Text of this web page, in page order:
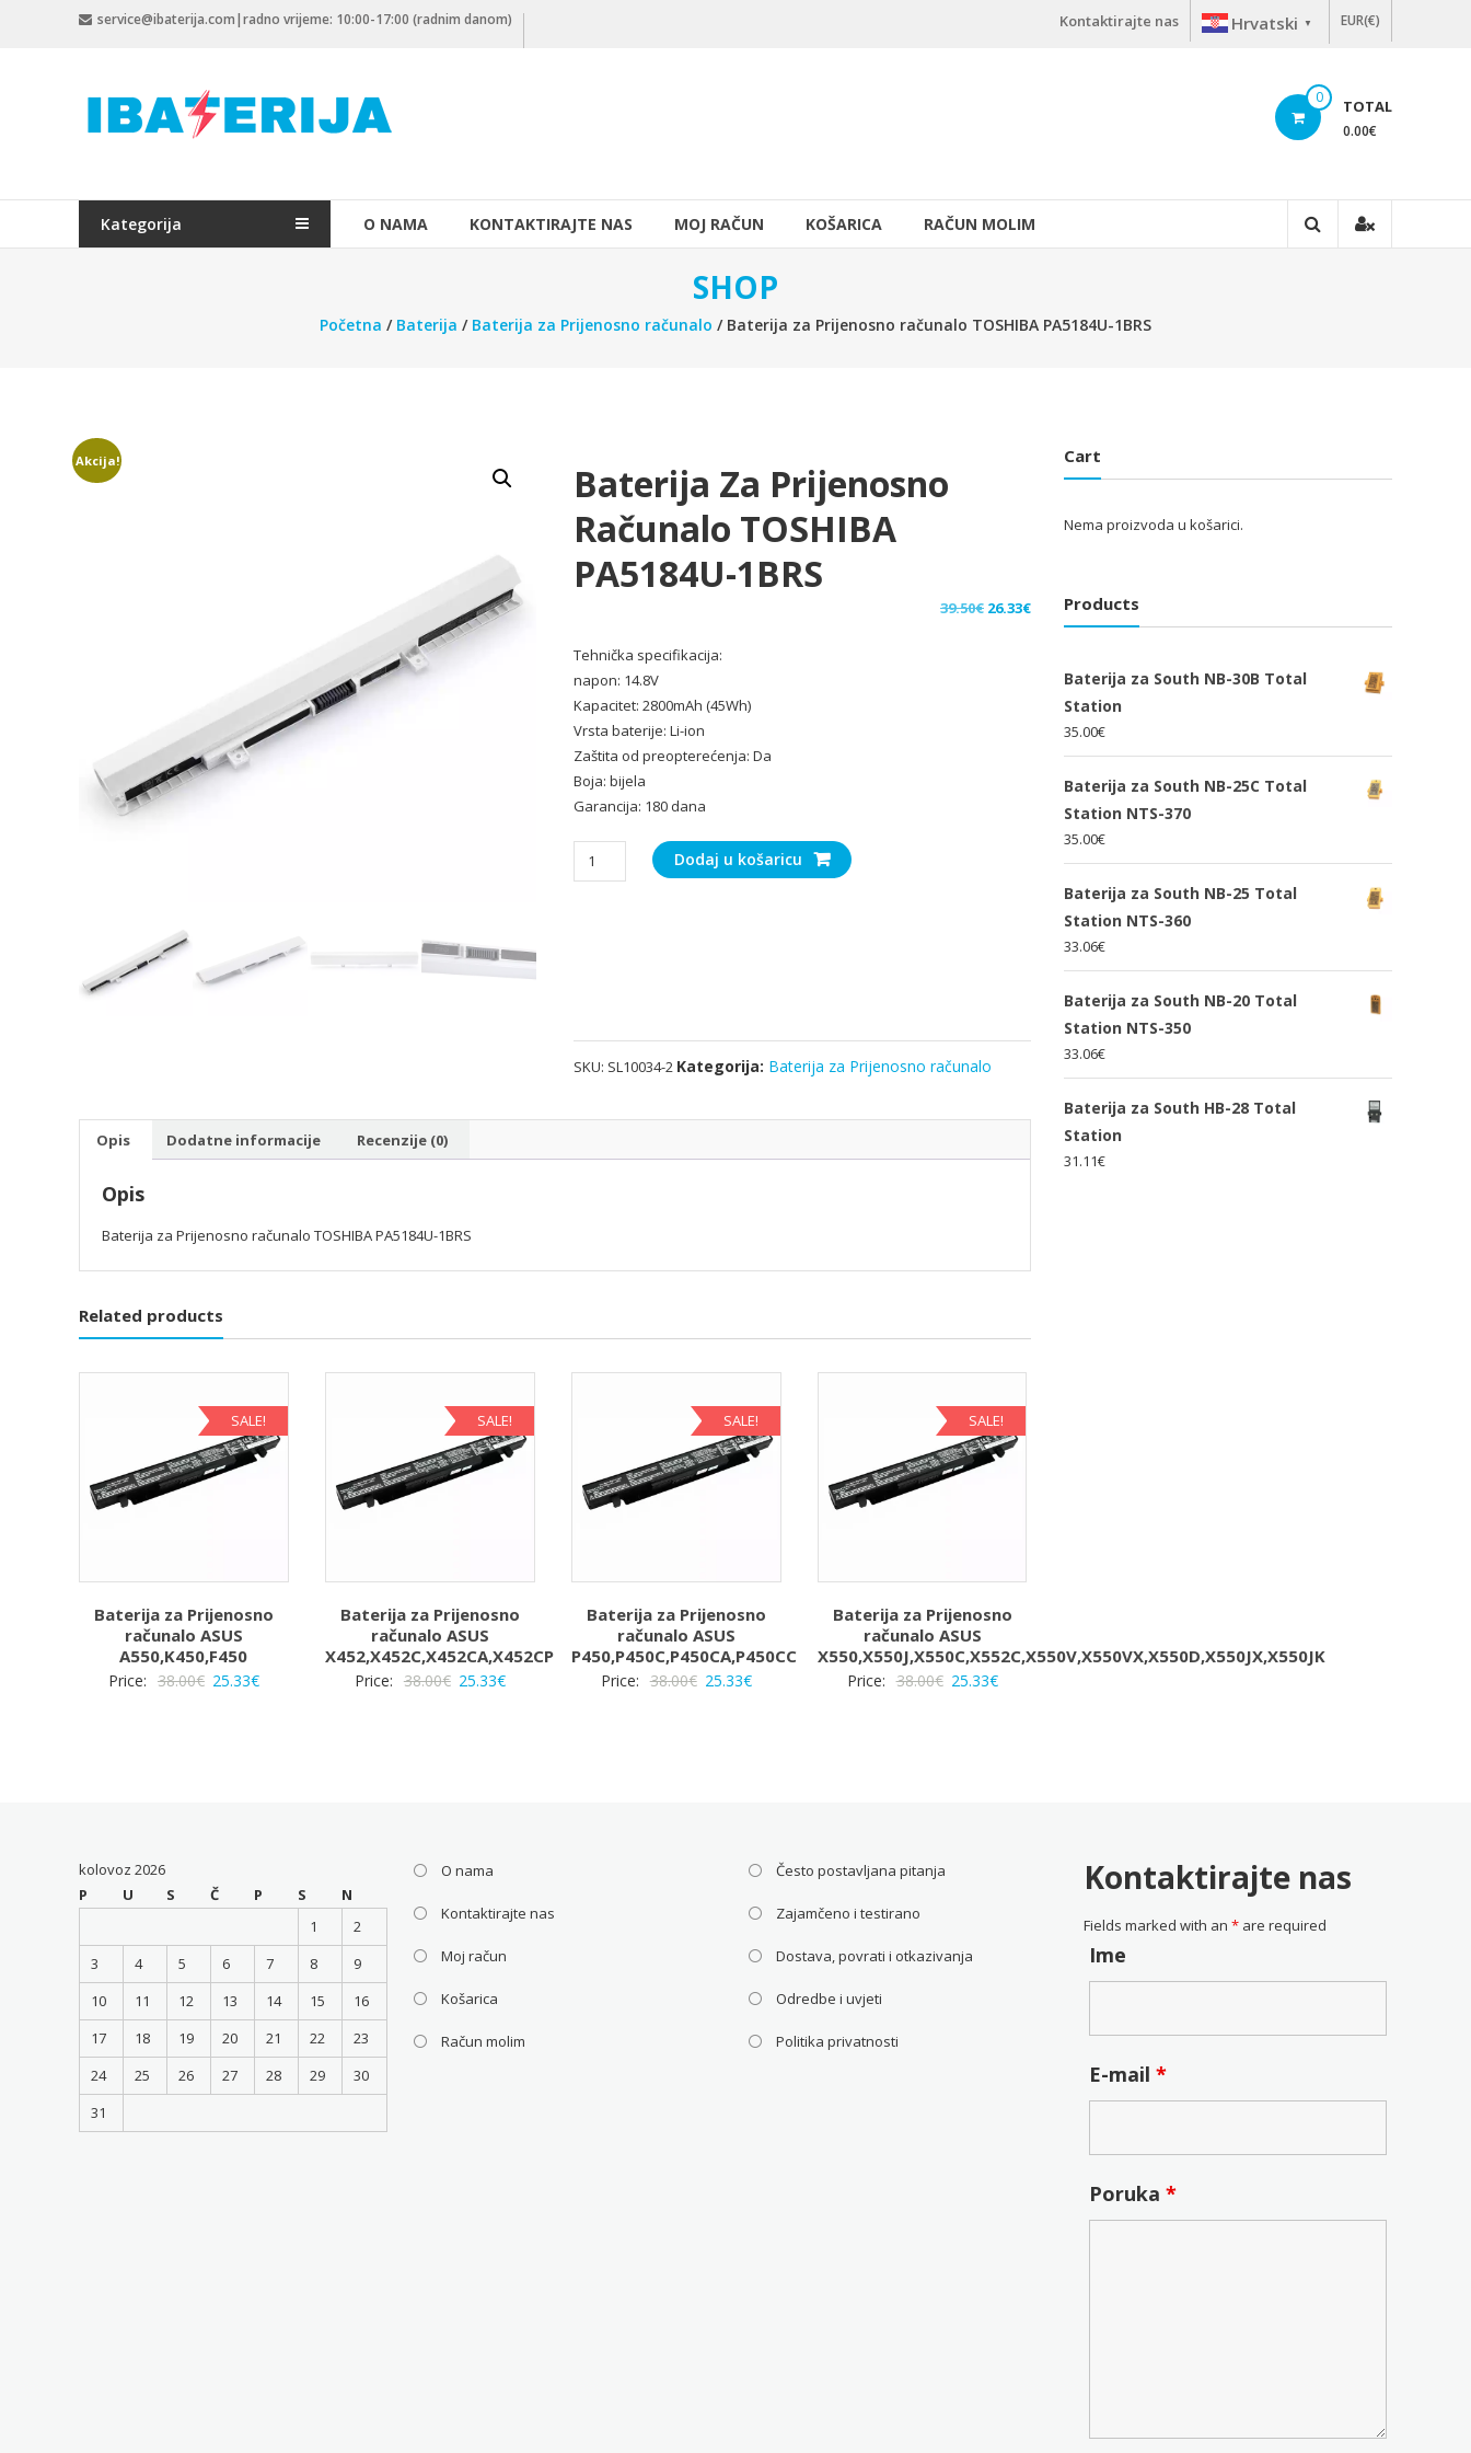
service@ibaterija.com|radno vrijeme: 10:00-17:00 (radnim danom) Kontaktirajte nas Hrvatski ▼ EUR(€)
0 TOTAL
0.00€
Kategorija O NAMA KONTAKTIRAJTE NAS MOJ RAČUN KOŠARICA RAČUN MOLIM
SHOP
Početna / Baterija / Baterija za Prijenosno računalo / Baterija za Prijenosno računalo TOSHIBA PA5184U-1BRS
Akcija!
Baterija Za Prijenosno
Računalo TOSHIBA
PA5184U-1BRS
39.50€ Izvorna
26.33€Trenutna
cijena
26.33€.
Tehnička specifikacija:
napon: 14.8V
Kapacitet: 2800mAh (45Wh)
Vrsta baterije: Li-ion
Zaštita od preopterećenja: Da
Boja: bijela
Garancija: 180 dana
Baterija
za
Dodaj u košaricu
SKU: SL10034-2 Kategorija: Baterija za Prijenosno računalo
Opis Dodatne informacije Recenzije (0)
Opis
Baterija za Prijenosno računalo TOSHIBA PA5184U-1BRS
Related products
SALE!
Baterija za Prijenosno
računalo ASUS
A550,K450,F450
Price: 38.00€ Izvorna
25.33€Trenutna
SALE!
Baterija za Prijenosno
računalo ASUS
X452,X452C,X452CA,X452CP
Price: 38.00€ Izvorna
25.33€Trenutna
SALE!
Baterija za Prijenosno
računalo ASUS
P450,P450C,P450CA,P450CC
Price: 38.00€ Izvorna
25.33€Trenutna
SALE!
Baterija za Prijenosno
računalo ASUS
X550,X550J,X550C,X552C,X550V,X550VX,X550D,X550JX,X550JK
Price: 38.00€ Izvorna
25.33€Trenutna
Cart
Nema proizvoda u košarici.
Products
Baterija za South NB-30B Total
Station
35.00€
Baterija za South NB-25C Total
Station NTS-370
35.00€
Baterija za South NB-25 Total
Station NTS-360
33.06€
Baterija za South NB-20 Total
Station NTS-350
33.06€
Baterija za South HB-28 Total
Station
31.11€
kolovoz 2026
P
U S Č P S
N
1
2
3
4 5 6 7 8
9
10
11 12 13 14 15
16
17
18 19 20 21 22
23
24
25 26 27 28 29
30
31
O nama
Kontaktirajte nas
Moj račun
Košarica
Račun molim
Često postavljana pitanja
Zajamčeno i testirano
Dostava, povrati i otkazivanja
Odredbe i uvjeti
Politika privatnosti
Kontaktirajte nas
Fields marked with an* are required
Ime
E-mail*
Poruka*